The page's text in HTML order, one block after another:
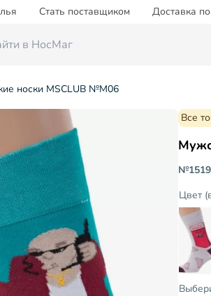
Стать поставщиком Доставка
носки MSCLUB №М06
Все
Цвет